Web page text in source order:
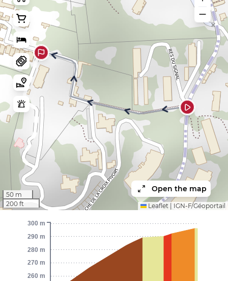
50 m
200 ft
Open the map
Leaflet IGN-F/Géoportail
260 m
270 m
280 m
290 m
300 m